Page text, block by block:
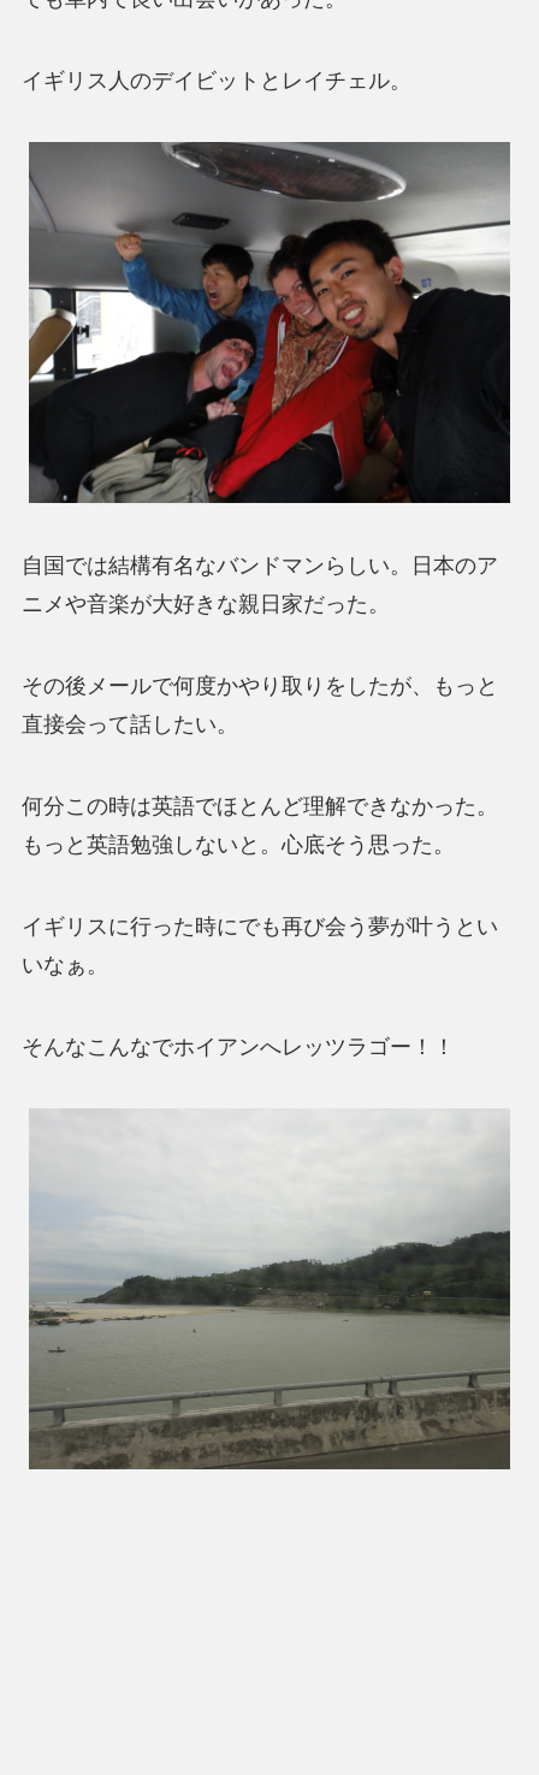
イギリス人のデイビットとレイチェル。
自国では結構有名なバンドマンらしい。日本のア
ニメや音楽が大好きな親日家だった。
その後メールで何度かやり取りをしたが、もっと
直接会って話したい。
何分この時は英語でほとんど理解できなかった。
もっと英語勉強しないと。心底そう思った。
イギリスに行った時にでも再び会う夢が叶うとい
いなぁ。
そんなこんなでホイアンへレッツラゴー！！